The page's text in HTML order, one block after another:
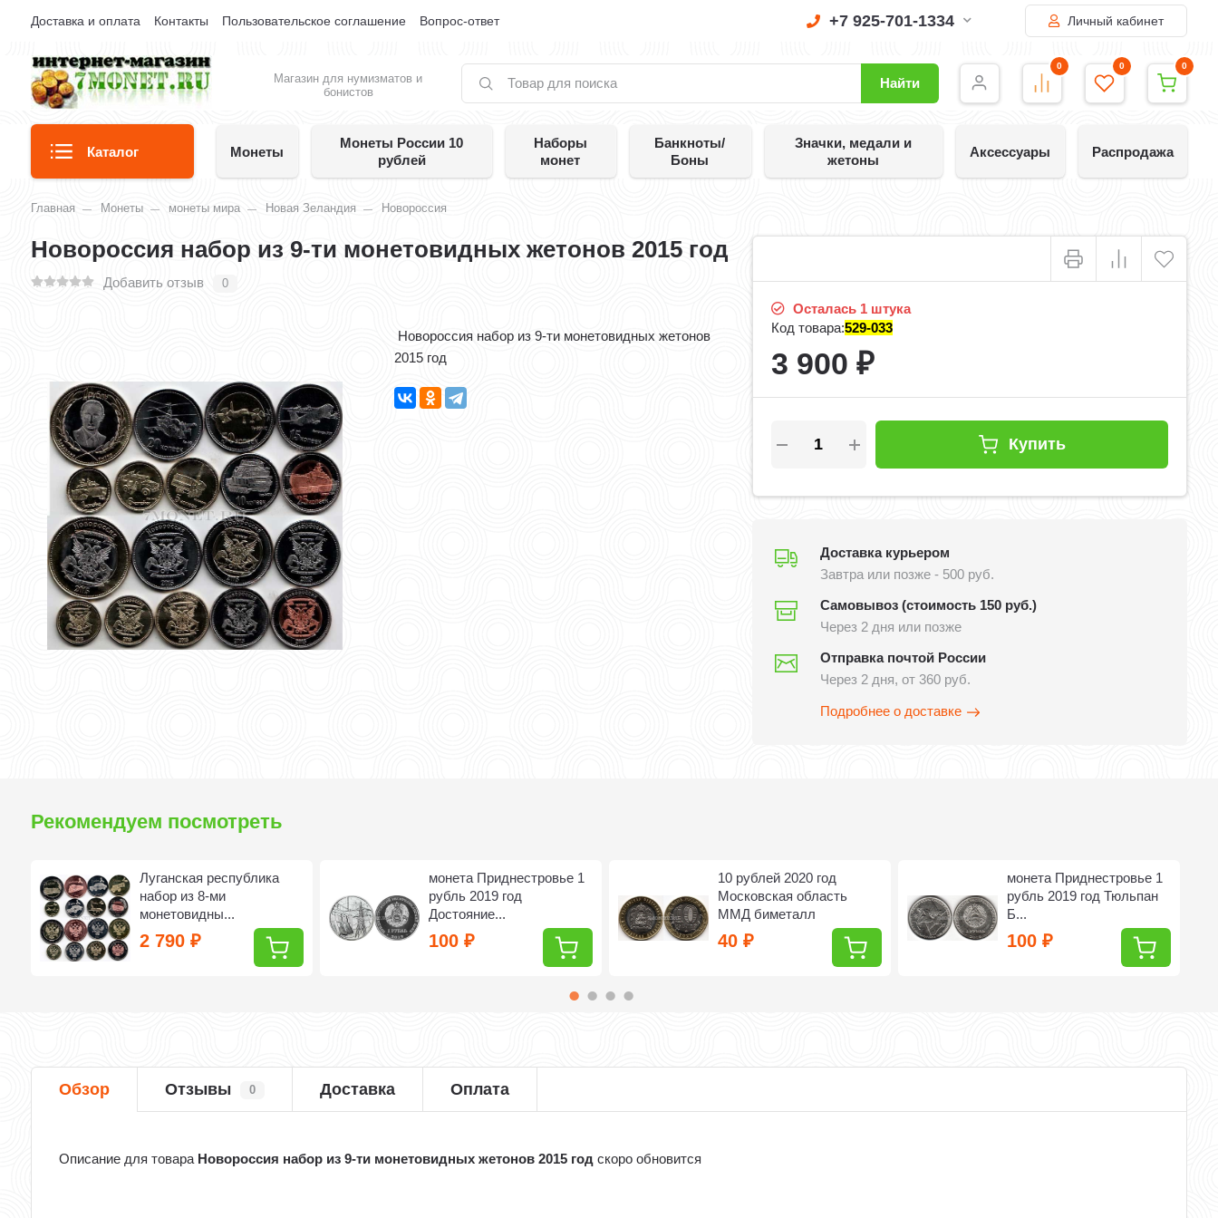
Доставка и оплата Контакты Пользовательское соглашение Вопрос-ответ +7 925-701-1334 Личный кабинет
Магазин для нумизматов и
бонистов
Найти
0 0 0
Каталог Монеты
Монеты России 10
рублей
Наборы
монет
Банкноты/
Боны
Значки, медали и
жетоны
Аксессуары Распродажа
Главная Монеты монеты мира Новая Зеландия Новороссия
Новороссия набор из 9-ти монетовидных жетонов 2015 год
Добавить отзыв 0
Новороссия набор из 9-ти монетовидных жетонов
2015 год
Осталась 1 штука
Код товара:529-033
3 900 ₽
Купить
Доставка курьером
Завтра или позже - 500 руб.
Самовывоз (стоимость 150 руб.)
Через 2 дня или позже
Отправка почтой России
Через 2 дня, от 360 руб.
Подробнее о доставке
Рекомендуем посмотреть
Луганская республика
набор из 8-ми
монетовидны...
2 790₽
монета Приднестровье 1
рубль 2019 год
Достояние...
100₽
10 рублей 2020 год
Московская область
ММД биметалл
40₽
монета Приднестровье 1
рубль 2019 год Тюльпан
Б...
100₽
Обзор Отзывы 0 Доставка Оплата
Описание для товара Новороссия набор из 9-ти монетовидных жетонов 2015 год скоро обновится